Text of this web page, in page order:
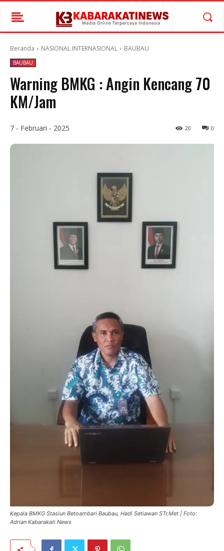
Beranda NASIONAL INTERNASIONAL BAUBAU
BAUBAU
Warning BMKG : Angin Kencang 70
KM/Jam
7 - Februari - 2025 0
20
Kepala BMKG Stasiun Betoambari Baubau, Hadi Setiawan STr.Met | Foto:
Adrian Kabarakati News